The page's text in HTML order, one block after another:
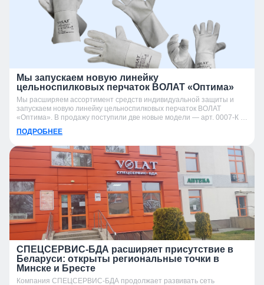
Мы запускаем новую линейку
цельноспилковых перчаток ВОЛАТ «Оптима»
Мы расширяем ассортимент средств индивидуальной защиты и
запускаем новую линейку цельноспилковых перчаток ВОЛАТ
«Оптима». В продажу поступили две новые модели — арт. 0007-К и
ПОДРОБНЕЕ
СПЕЦСЕРВИС-БДА расширяет присутствие в
Беларуси: открыты региональные точки в
Минске и Бресте
Компания СПЕЦСЕРВИС-БДА продолжает развивать сеть